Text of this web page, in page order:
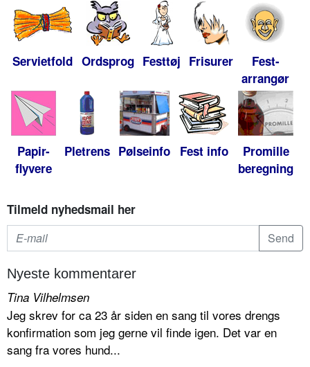
Servietfold Ordsprog Festtøj Frisurer
Fest-
arrangør
Papir-
flyvere
Pletrens Pølseinfo Fest info
Promille
beregning
Tilmeld nyhedsmail her
Nyeste kommentarer
Tina Vilhelmsen
Jeg skrev for ca 23 år siden en sang til vores drengs
konfirmation som jeg gerne vil finde igen. Det var en
sang fra vores hund...